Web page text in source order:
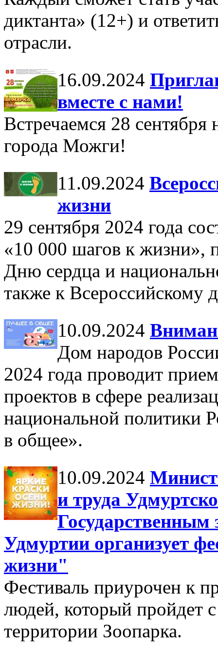
диктанта» (12+) и
отрасли.
16.09.2024
вместе с нами!
Встречаемся 28
города Можги!
11.09.2024
жизни
29 сентября 2024 года
«10 000 шагов к жизни»,
Дню сердца и
также к Всероссийскому
10.09.2024
Дом народов
2024 года проводит
проектов в сфере
национальной политики
в общее».
10.09.2024
и труда
Государственным
Удмуртии организует
жизни"
Фестиваль приурочен к
людей, который пройдет
территории Зоопарка.